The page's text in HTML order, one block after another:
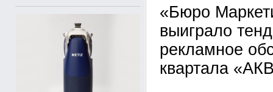
«Бюро
выиграло
рекламное
квартала